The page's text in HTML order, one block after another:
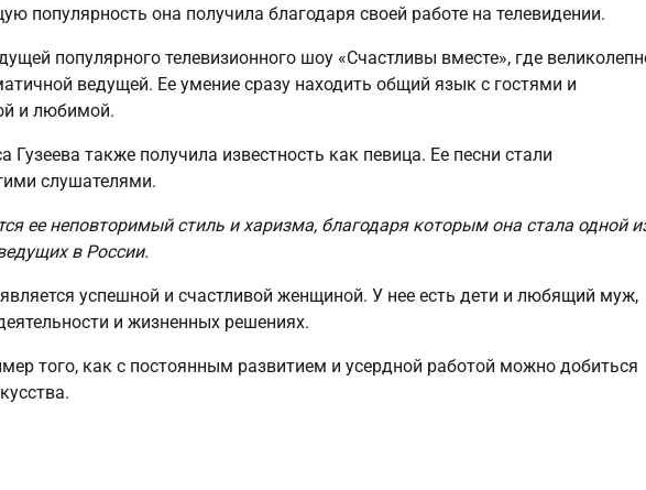
популярность она получила благодаря своей работе на телевидении.
популярного телевизионного шоу «Счастливы вместе», где
ведущей. Ее умение сразу находить общий язык с гостями и
и любимой.
также получила известность как певица. Ее песни стали
слушателями.
ее неповторимый стиль и харизма, благодаря которым она стала одной
в России.
успешной и счастливой женщиной. У нее есть дети и любящий муж,
и жизненных решениях.
того, как с постоянным развитием и усердной работой можно добиться